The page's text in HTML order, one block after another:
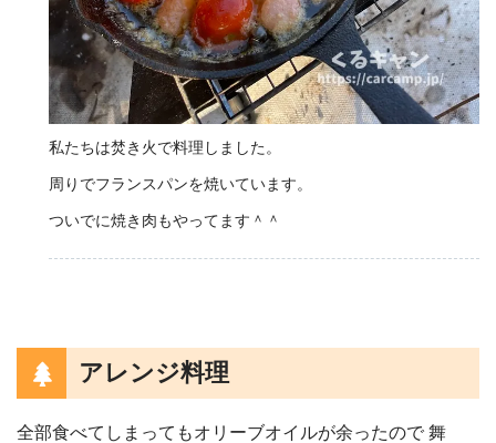
私たちは焚き火で料理しました。
周りでフランスパンを焼いています。
ついでに焼き肉もやってます＾＾
アレンジ料理
全部食べてしまってもオリーブオイルが余ったので 舞